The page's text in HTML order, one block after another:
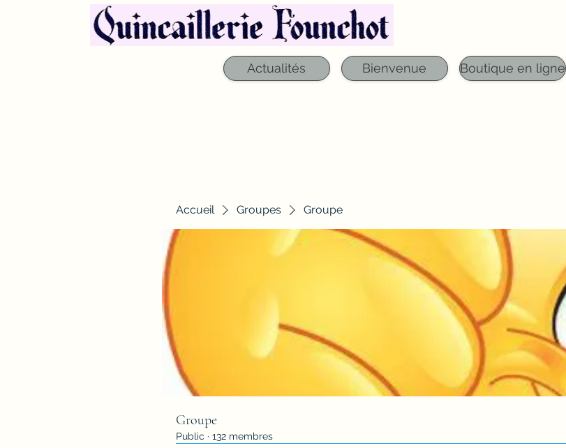
Actualités Bienvenue Boutique en ligne
Accueil Groupes Groupe
Groupe
Public · 132 membres